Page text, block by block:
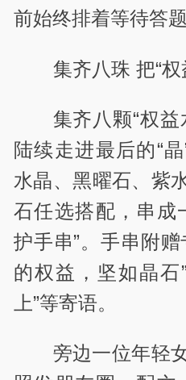
前始终排着等待答题
集齐八珠 把“权
集齐八颗“权益
陆续走进最后的“
水晶、黑曜石、紫
石任选搭配，串成
护手串”。手串附
的权益，坚如晶石
上”等寄语。
旁边一位年轻